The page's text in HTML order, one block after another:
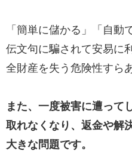
「簡単に儲かる」「自動
伝文句に騙されて安易に
全財産を失う危険性すら
また、一度被害に遭って
取れなくなり、返金や解
大きな問題です。